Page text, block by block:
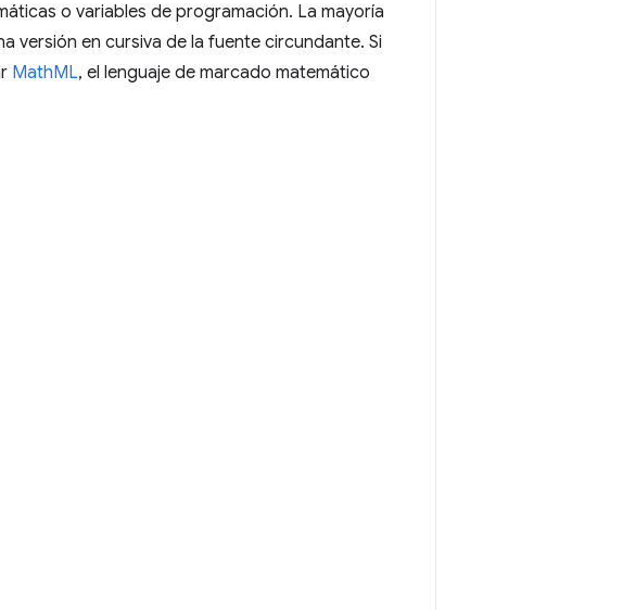
o variables de programación. La mayoría
versión en cursiva de la fuente circundante. Si
MathML, el lenguaje de marcado matemático